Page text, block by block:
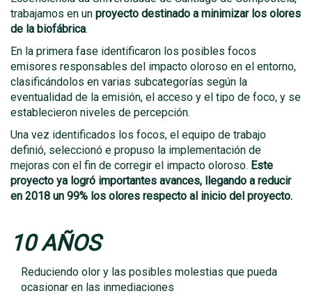
trabajamos en un proyecto destinado a minimizar los olores
de la biofábrica.
En la primera fase identificaron los posibles focos
emisores responsables del impacto oloroso en el entorno,
clasificándolos en varias subcategorías según la
eventualidad de la emisión, el acceso y el tipo de foco, y se
establecieron niveles de percepción.
Una vez identificados los focos, el equipo de trabajo
definió, seleccionó e propuso la implementación de
mejoras con el fin de corregir el impacto oloroso. Este
proyecto ya logró importantes avances, llegando a reducir
en 2018 un 99% los olores respecto al inicio del proyecto.
10 AÑOS
Reduciendo olor y las posibles molestias que pueda
ocasionar en las inmediaciones